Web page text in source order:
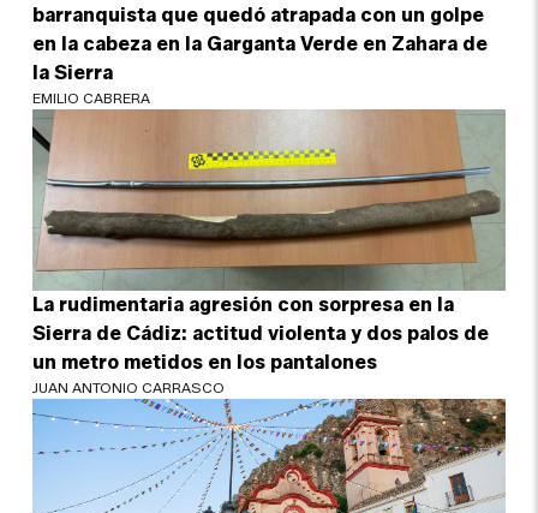
barranquista que quedó atrapada con un golpe
en la cabeza en la Garganta Verde en Zahara de
la Sierra
EMILIO CABRERA
La rudimentaria agresión con sorpresa en la
Sierra de Cádiz: actitud violenta y dos palos de
un metro metidos en los pantalones
JUAN ANTONIO CARRASCO